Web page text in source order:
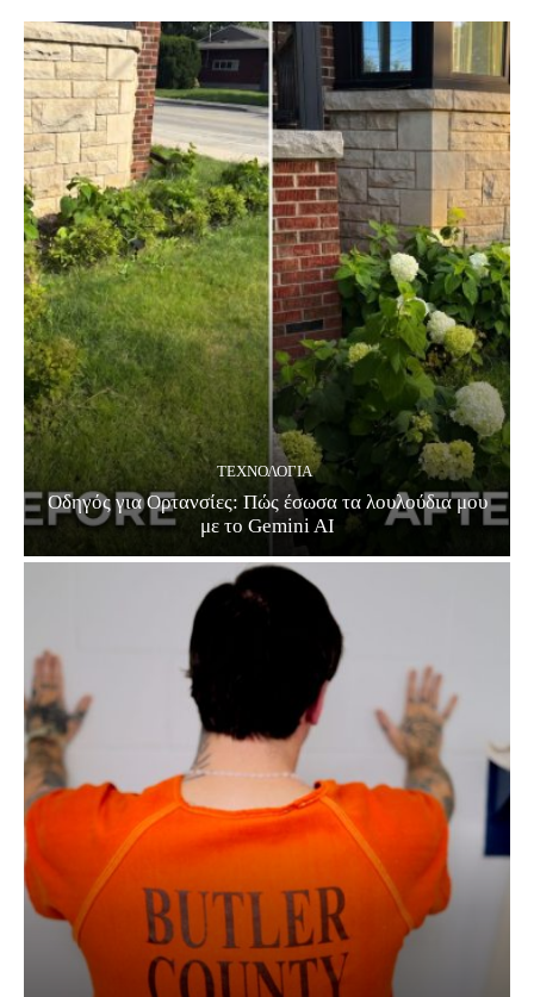
ΤΕΧΝΟΛΟΓΊΑ
Οδηγός για Ορτανσίες: Πώς έσωσα τα λουλούδια μου
με το Gemini AI